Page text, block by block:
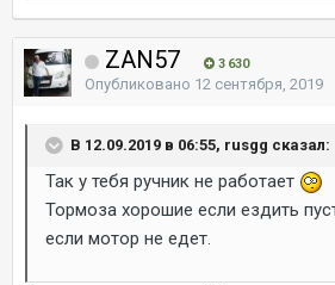
ZAN57 3 630
Опубликовано 12 сентября, 2019
В 12.09.2019 в 06:55, rusgg сказал:
Так у тебя ручник не работает
Тормоза хорошие если ездить
если мотор не едет.